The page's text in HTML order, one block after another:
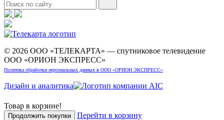
© 2026 ООО «ТЕЛЕКАРТА» — спутниковое телевидение
ООО «ОРИОН ЭКСПРЕСС»
Политика обработки персональных данных в ООО «ОРИОН ЭКСПРЕСС»
Дизайн и аналитика
Товар в корзине!
Продолжить покупки
Перейти в корзину